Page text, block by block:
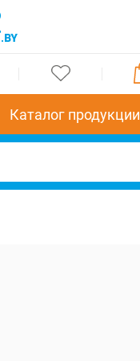
Каталог продукции